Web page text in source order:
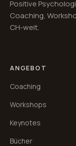
Positive
Coaching,
CH-weit.
ANGEBOT
Coaching
Workshops
Keynotes
Bücher